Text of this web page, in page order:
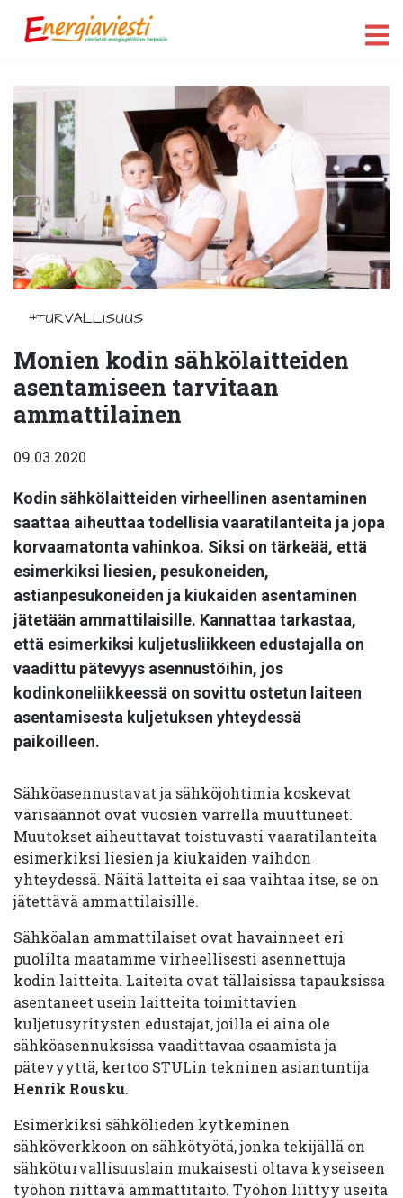
#TURVALLISUUS
Monien kodin sähkölaitteiden
asentamiseen tarvitaan
ammattilainen
09.03.2020
Kodin sähkölaitteiden virheellinen asentaminen
saattaa aiheuttaa todellisia vaaratilanteita ja jopa
korvaamatonta vahinkoa. Siksi on tärkeää, että
esimerkiksi liesien, pesukoneiden,
astianpesukoneiden ja kiukaiden asentaminen
jätetään ammattilaisille. Kannattaa tarkastaa,
että esimerkiksi kuljetusliikkeen edustajalla on
vaadittu pätevyys asennustöihin, jos
kodinkoneliikkeessä on sovittu ostetun laiteen
asentamisesta kuljetuksen yhteydessä
paikoilleen.
Sähköasennustavat ja sähköjohtimia koskevat
värisäännöt ovat vuosien varrella muuttuneet.
Muutokset aiheuttavat toistuvasti vaaratilanteita
esimerkiksi liesien ja kiukaiden vaihdon
yhteydessä. Näitä latteita ei saa vaihtaa itse, se on
jätettävä ammattilaisille.
Sähköalan ammattilaiset ovat havainneet eri
puolilta maatamme virheellisesti asennettuja
kodin laitteita. Laiteita ovat tällaisissa tapauksissa
asentaneet usein laitteita toimittavien
kuljetusyritysten edustajat, joilla ei aina ole
sähköasennuksissa vaadittavaa osaamista ja
pätevyyttä, kertoo STULin tekninen asiantuntija
Henrik Rousku.
Esimerkiksi sähkölieden kytkeminen
sähköverkkoon on sähkötyötä, jonka tekijällä on
sähköturvallisuuslain mukaisesti oltava kyseiseen
työhön riittävä ammattitaito. Työhön liittyy useita